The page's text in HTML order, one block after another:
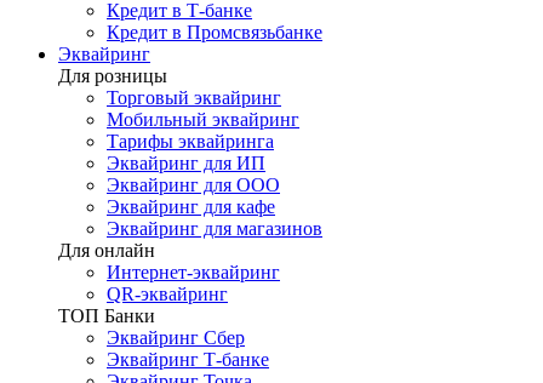
Кредит в Т-банке
Кредит в Промсвязьбанке
Эквайринг
Для розницы
Торговый эквайринг
Мобильный эквайринг
Тарифы эквайринга
Эквайринг для ИП
Эквайринг для ООО
Эквайринг для кафе
Эквайринг для магазинов
Для онлайн
Интернет-эквайринг
QR-эквайринг
ТОП Банки
Эквайринг Сбер
Эквайринг Т-банке